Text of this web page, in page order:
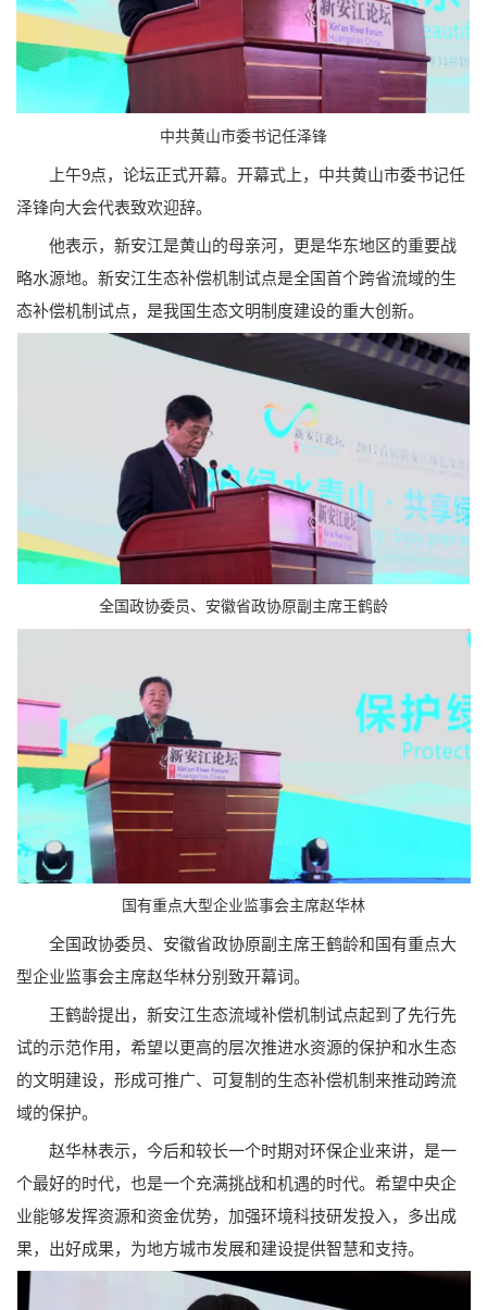
中共黄山市委书记任泽锋
上午9点，论坛正式开幕。开幕式上，中共黄山市委书记任
泽锋向大会代表致欢迎辞。
他表示，新安江是黄山的母亲河，更是华东地区的重要战
略水源地。新安江生态补偿机制试点是全国首个跨省流域的生
态补偿机制试点，是我国生态文明制度建设的重大创新。
全国政协委员、安徽省政协原副主席王鹤龄
国有重点大型企业监事会主席赵华林
全国政协委员、安徽省政协原副主席王鹤龄和国有重点大
型企业监事会主席赵华林分别致开幕词。
王鹤龄提出，新安江生态流域补偿机制试点起到了先行先
试的示范作用，希望以更高的层次推进水资源的保护和水生态
的文明建设，形成可推广、可复制的生态补偿机制来推动跨流
域的保护。
赵华林表示，今后和较长一个时期对环保企业来讲，是一
个最好的时代，也是一个充满挑战和机遇的时代。希望中央企
业能够发挥资源和资金优势，加强环境科技研发投入，多出成
果，出好成果，为地方城市发展和建设提供智慧和支持。